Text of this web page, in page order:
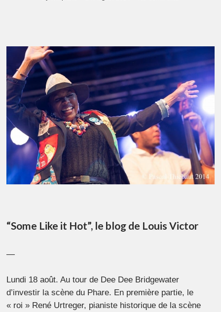
“Some Like it Hot”, le blog de Louis Victor
—
Lundi 18 août. Au tour de Dee Dee Bridgewater
d’investir la scène du Phare. En première partie, le
« roi » René Urtreger, pianiste historique de la scène